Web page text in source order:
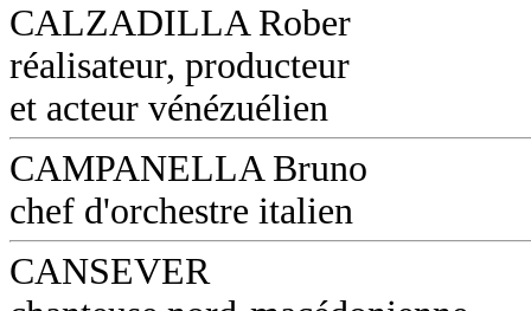
CALZADILLA Rober
réalisateur, producteur
et acteur vénézuélien
CAMPANELLA Bruno
chef d'orchestre italien
CANSEVER